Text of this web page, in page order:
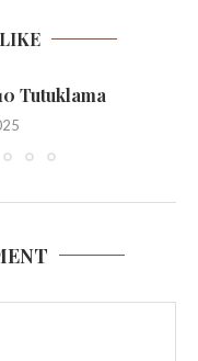
Tutuklama